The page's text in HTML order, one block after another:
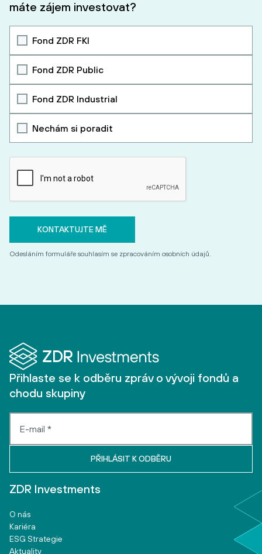
máte zájem investovat?
Fond ZDR FKI
Fond ZDR Public
Fond ZDR Industrial
Nechám si poradit
Odesláním formuláře souhlasím se zpracováním osobních údajů.
Přihlaste se k odběru zpráv o vývoji fondů a
chodu skupiny
ZDR Investments
O nás
Kariéra
ESG Strategie
Aktuality